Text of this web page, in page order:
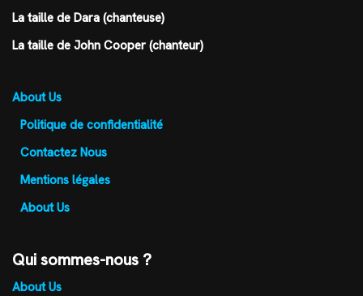
La taille de Dara (chanteuse)
La taille de John Cooper (chanteur)
About Us
Politique de confidentialité
Contactez Nous
Mentions légales
About Us
Qui sommes-nous ?
About Us